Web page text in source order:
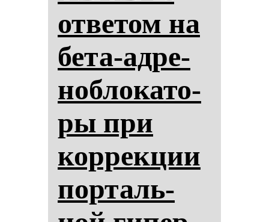
от­ве­том на
бе­та-ад­ре­
ноб­ло­ка­то­
ры при
кор­рек­ции
пор­таль­